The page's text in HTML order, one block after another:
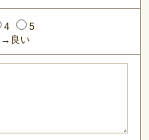
4
5
→良い